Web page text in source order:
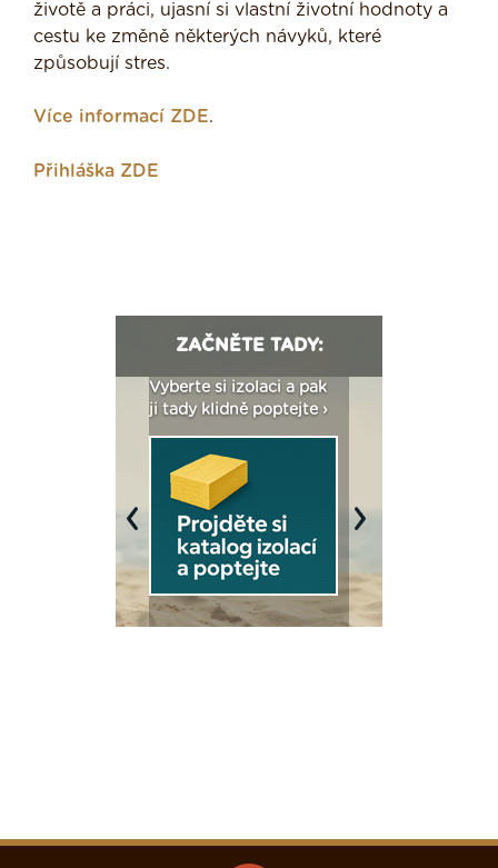
životě a práci, ujasní si vlastní životní hodnoty a
cestu ke změně některých návyků, které
způsobují stres.
Více informací ZDE.
Přihláška ZDE
ZAČNĚTE TADY:
Vyberte si izolaci a pak
ji tady klidně poptejte ›
Previous Next